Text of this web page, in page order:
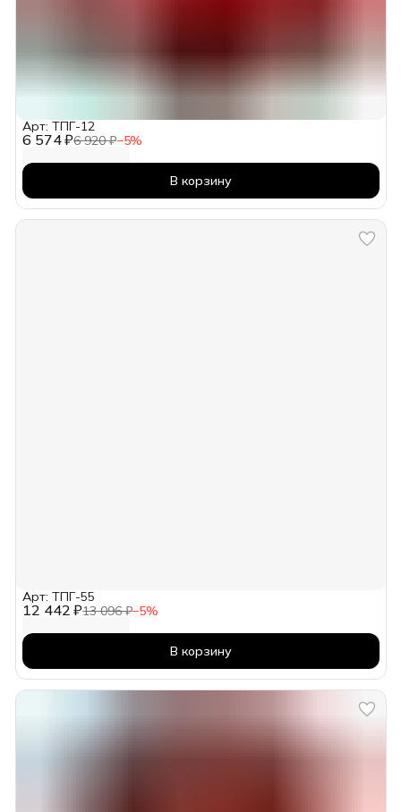
6 574 ₽6 920 ₽−5%
Арт: ТПГ-12
В корзину
12 442 ₽13 096 ₽−5%
Арт: ТПГ-55
В корзину